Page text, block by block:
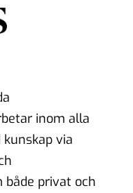
inom alla
via
privat och